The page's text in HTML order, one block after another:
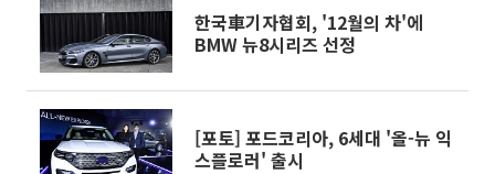
한국車기자협회, '12월의 차'에
BMW 뉴8시리즈 선정
[포토] 포드코리아, 6세대 '올-뉴 익
스플로러' 출시